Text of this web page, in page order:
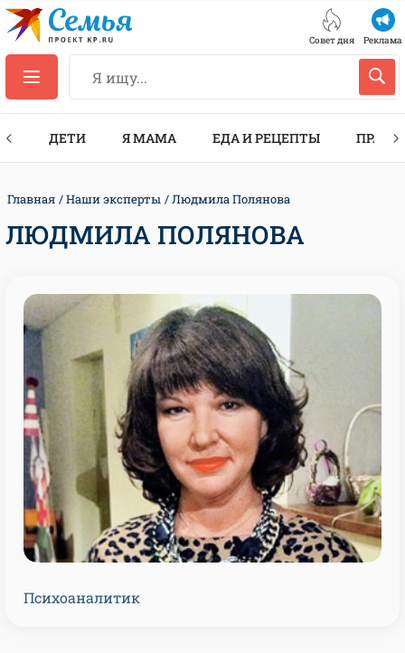
Совет дня Реклама
ДЕТИ Я МАМА ЕДА И РЕЦЕПТЫ
Главная Наши эксперты Людмила Полянова
ЛЮДМИЛА ПОЛЯНОВА
Психоаналитик